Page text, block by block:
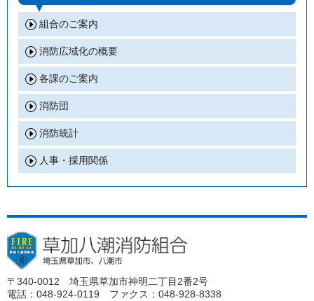
組合のご案内
消防広域化の概要
各課のご案内
消防団
消防統計
人事・採用関係
〒340-0012 埼玉県草加市神明二丁目2番2号
電話：048-924-0119 ファクス：048-928-8338